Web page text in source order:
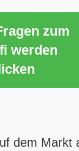
zum
werden
dem